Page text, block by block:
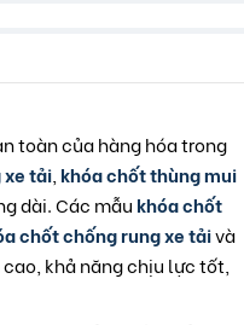
toàn của hàng hóa trong
xe tải khóa chốt thùng mui
dài. Các mẫu khóa chốt
chốt chống rung xe tảivà
khả năng chịu lực tốt,